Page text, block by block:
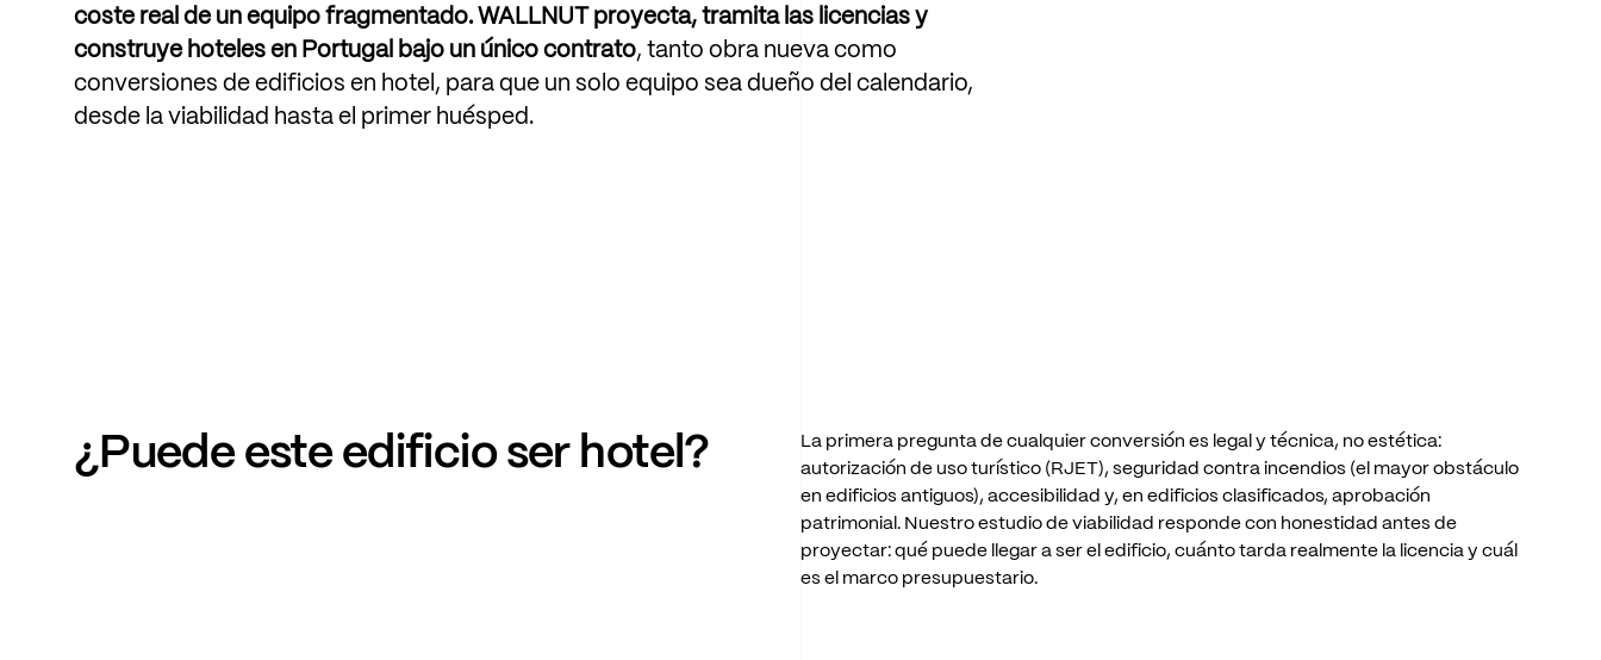
coste real de un equipo fragmentado. WALLNUT proyecta, tramita las licencias y
construye hoteles en Portugal bajo un único contrato, tanto obra nueva como
conversiones de edificios en hotel, para que un solo equipo sea dueño del calendario,
desde la viabilidad hasta el primer huésped.
¿Puede este edificio ser hotel? La primera pregunta de cualquier conversión es legal y técnica, no estética:
autorización de uso turístico (RJET), seguridad contra incendios (el mayor obstáculo
en edificios antiguos), accesibilidad y, en edificios clasificados, aprobación
patrimonial. Nuestro estudio de viabilidad responde con honestidad antes de
proyectar: qué puede llegar a ser el edificio, cuánto tarda realmente la licencia y cuál
es el marco presupuestario.